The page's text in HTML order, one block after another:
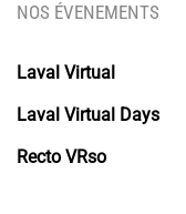
NOS ÉVENEMENTS
Laval Virtual
Laval Virtual Days
Recto VRso